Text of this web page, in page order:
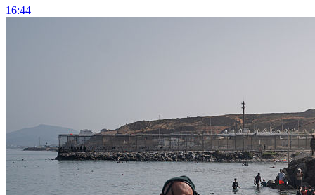
16:44